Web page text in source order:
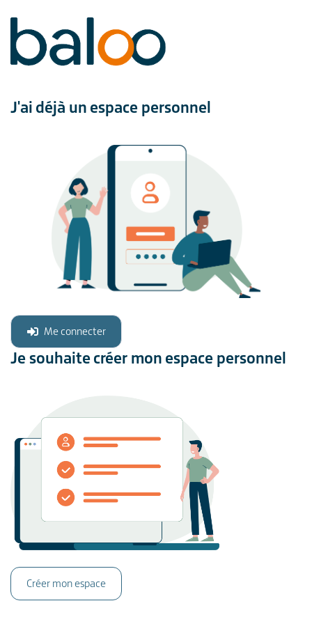
J'ai déjà un espace personnel
Me connecter
Je souhaite créer mon espace personnel
Créer mon espace